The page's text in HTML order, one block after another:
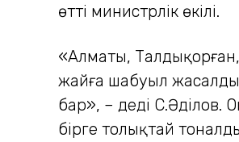
өтті министрлік өкілі.
«Алматы,
жайға шабуыл
бар», – деді С.Әділов.
бірге толықтай